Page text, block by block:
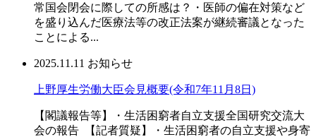
常国会閉会に際しての所感は？・医師の偏在対策など
を盛り込んだ医療法等の改正法案が継続審議となった
ことによる...
2025.11.11 お知らせ
上野厚生労働大臣会見概要(令和7年11月8日)
【閣議報告等】・生活困窮者自立支援全国研究交流大
会の報告 【記者質疑】・生活困窮者の自立支援や身寄